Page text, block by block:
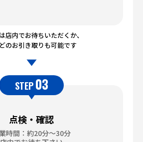
店内でお待ちいただくか、
のお引き取りも可能です
STEP 03
点検・確認
時間：約20分～30分